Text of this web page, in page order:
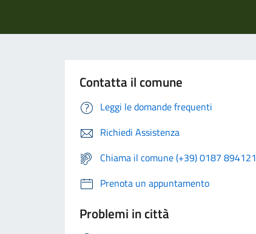
Contatta il comune
Leggi le domande frequenti
Richiedi Assistenza
Chiama il comune (+39) 0187 894121
Prenota un appuntamento
Problemi in città